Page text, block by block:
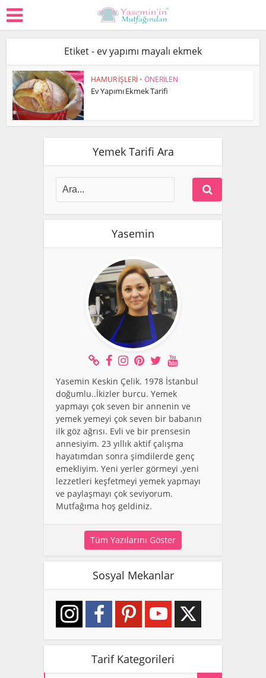
Etiket - ev yapımı mayalı ekmek
HAMUR İŞLERİ • ÖNERİLEN
Ev Yapımı Ekmek Tarifi
Yemek Tarifi Ara
Yasemin
Yasemin Keskin Çelik. 1978 İstanbul
doğumlu..İkizler burcu. Yemek
yapmayı çok seven bir annenin ve
yemek yemeyi çok seven bir babanın
ilk göz ağrısı. Evli ve bir prensesin
annesiyim. 23 yıllık aktif çalışma
hayatımdan sonra şimdilerde genç
emekliyim. Yeni yerler görmeyi ,yeni
lezzetleri keşfetmeyi yemek yapmayı
ve paylaşmayı çok seviyorum.
Mutfağıma hoş geldiniz.
Tüm Yazılarını Göster
Sosyal Mekanlar
Tarif Kategorileri